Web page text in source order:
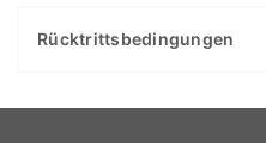
Rücktrittsbedingungen